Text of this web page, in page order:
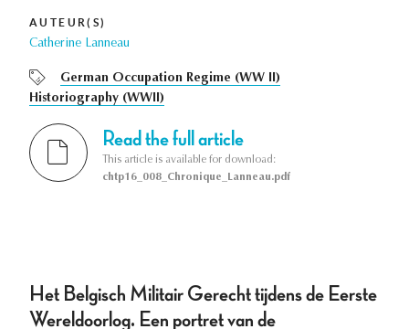
AUTEUR(S)
Catherine Lanneau
German Occupation Regime (WW II)
Historiography (WWII)
Read the full article
This article is available for download:
chtp16_008_Chronique_Lanneau.pdf
Het Belgisch Militair Gerecht tijdens de Eerste
Wereldoorlog. Een portret van de